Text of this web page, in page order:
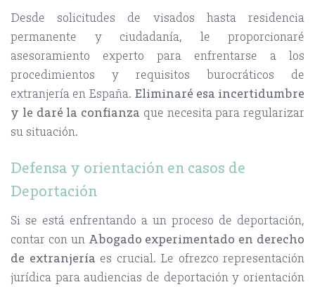
Desde solicitudes de visados hasta residencia
permanente y ciudadanía, le proporcionaré
asesoramiento experto para enfrentarse a los
procedimientos y requisitos burocráticos de
extranjería en España. Eliminaré esa incertidumbre
y le daré la confianza que necesita para regularizar
su situación.
Defensa y orientación en casos de
Deportación
Si se está enfrentando a un proceso de deportación,
contar con un Abogado experimentado en derecho
de extranjería es crucial. Le ofrezco representación
jurídica para audiencias de deportación y orientación